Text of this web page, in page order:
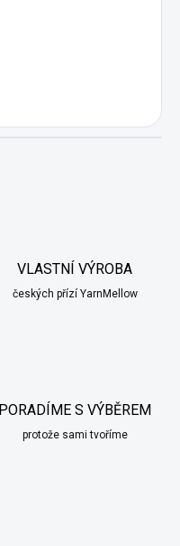
VLASTNÍ VÝROBA
českých přízí YarnMellow
PORADÍME S VÝBĚREM
protože sami tvoříme